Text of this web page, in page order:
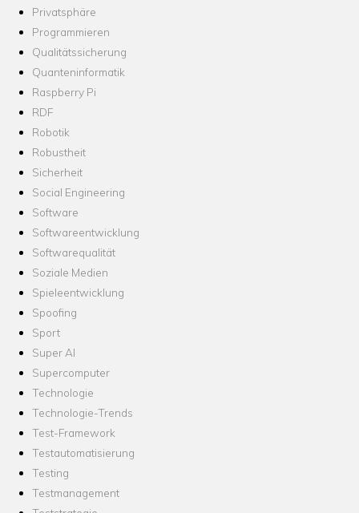
Privatsphäre
Programmieren
Qualitätssicherung
Quanteninformatik
Raspberry Pi
RDF
Robotik
Robustheit
Sicherheit
Social Engineering
Software
Softwareentwicklung
Softwarequalität
Soziale Medien
Spieleentwicklung
Spoofing
Sport
Super AI
Supercomputer
Technologie
Technologie-Trends
Test-Framework
Testautomatisierung
Testing
Testmanagement